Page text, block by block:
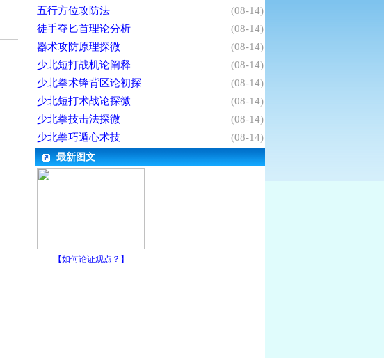
五行方位攻防法
(08-14)
徒手夺匕首理论分析
(08-14)
器术攻防原理探微
(08-14)
少北短打战机论阐释
(08-14)
少北拳术锋背区论初探
(08-14)
少北短打术战论探微
(08-14)
少北拳技击法探微
(08-14)
少北拳巧遁心术技
(08-14)
最新图文
【如何论证观点？】